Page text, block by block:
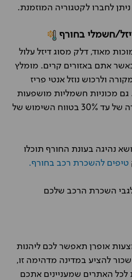
לחברו לקטגוריה המוזמנת.
חשמלי בחורף
מאוד, דלק מסוג דיזל עלול
אתם באזורים קרים. מומלץ
ולרכוש נוזל אנטי פריז
מכוניות חשמליות מושפעות
מהקור כשניתן לחוות ירידה של עד 30% בטווח השימוש של
נהיגה בעונת החורף תוכלו
טיפים להשכרת רכב בחורף.
לגבי השכרת הרכב שלכם
אופרן תאפשר לכם ליהנות
להציע במדינה מדהימה זו,
האתרים שמעניינים אתכם